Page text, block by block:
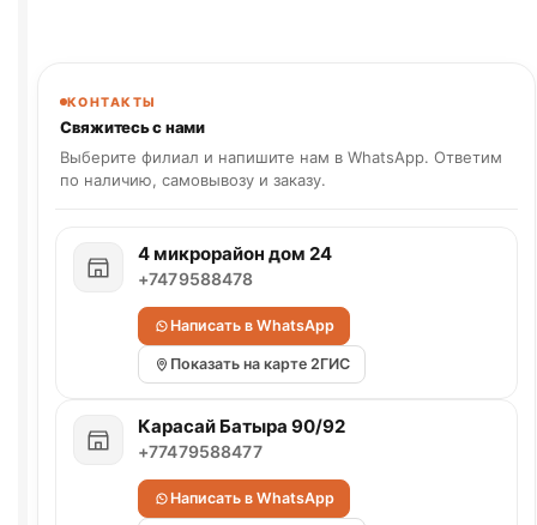
КОНТАКТЫ
Свяжитесь с нами
Выберите филиал и напишите нам в WhatsApp. Ответим
по наличию, самовывозу и заказу.
4 микрорайон дом 24
+7479588478
Написать в WhatsApp
Показать на карте 2ГИС
Карасай Батыра 90/92
+77479588477
Написать в WhatsApp